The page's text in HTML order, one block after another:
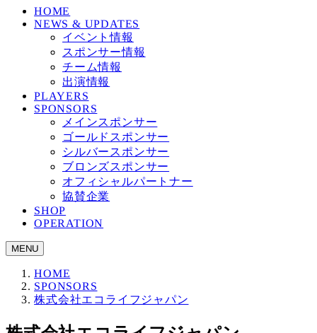
HOME
NEWS & UPDATES
イベント情報
スポンサー情報
チーム情報
出演情報
PLAYERS
SPONSORS
メインスポンサー
ゴールドスポンサー
シルバースポンサー
ブロンズスポンサー
オフィシャルパートナー
協賛企業
SHOP
OPERATION
MENU
HOME
SPONSORS
株式会社エコライフジャパン